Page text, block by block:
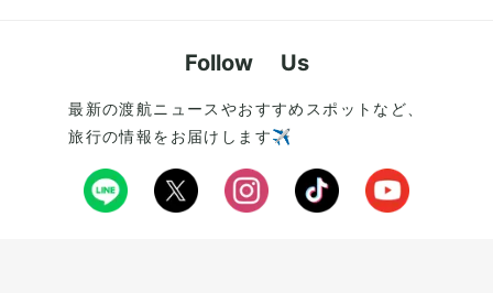
Follow Us
最新の渡航ニュースやおすすめスポットなど、
旅行の情報をお届けします✈️